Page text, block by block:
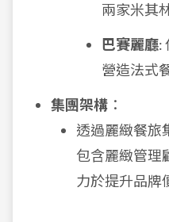
兩家米其
巴賽麗廳:
營造法式
集團架構 ：
透過麗緻餐旅
包含麗緻管理
力於提升品牌